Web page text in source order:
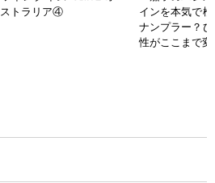
ストラリア④
インを本気で
ナンプラー？
性がここまで